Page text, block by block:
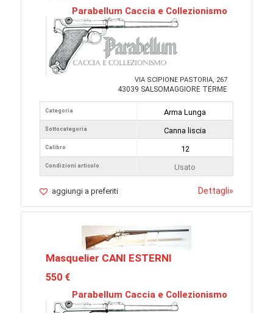
Parabellum Caccia e Collezionismo
VIA SCIPIONE PASTORIA, 267
43039 SALSOMAGGIORE TERME
Categoria
Sottocategoria
Calibro
Condizioni articolo
Arma Lunga
Canna liscia
12
Usato
aggiungi a preferiti Dettagli»
Masquelier CANI ESTERNI
550 €
Parabellum Caccia e Collezionismo